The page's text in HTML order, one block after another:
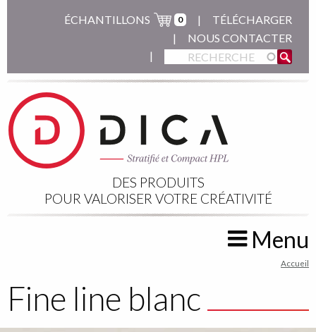
ÉCHANTILLONS 0
TÉLÉCHARGER
NOUS CONTACTER
DES PRODUITS
POUR VALORISER VOTRE CRÉATIVITÉ
Menu
are
here
Accueil
Fine line blanc